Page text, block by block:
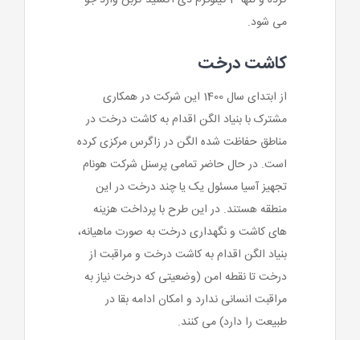
می شود.
کاشت درخت
از ابتدای سال 1400 این شرکت در همکاری
مشترک با بنیاد الگن اقدام به کاشت درخت در
مناطق حفاظت شده الگن در زاگرس مرکزی کرده
است. در حال حاضر تمامی پرسنل شرکت هونام
تجهیز آسیا مسئول یک یا چند درخت در این
منطقه هستند. در این طرح با پرداخت هزینه
های کاشت و نگهداری درخت به صورت ماهیانه،
بنیاد الگن اقدام به کاشت درخت و مراقبت از
درخت تا نقطه امن (وضعیتی که درخت نیاز به
مراقبت انسانی ندارد و امکان ادامه بقا در
طبیعت را دارد) می کنند.